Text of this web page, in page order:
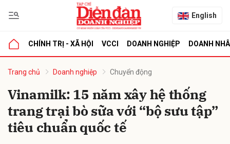
English
CHÍNH TRỊ - XÃ HỘI VCCI DOANH NGHIỆP DOANH
Trang chủ Doanh nghiệp Chuyển động
Vinamilk: 15 năm xây hệ thống
trang trại bò sữa với “bộ sưu tập”
tiêu chuẩn quốc tế
luận